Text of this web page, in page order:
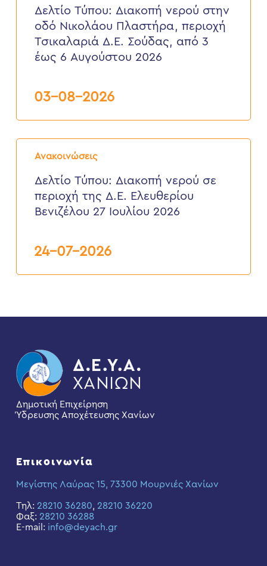
νερού
στην
Νικολάου
Πλαστήρα,
περιοχή
Σούδας,
έως
2026
Δελτίο Τύπου: Διακοπή νερού στην
οδό Νικολάου Πλαστήρα, περιοχή
Τσικαλαριά Δ.Ε. Σούδας, από 3
έως 6 Αυγούστου 2026
03-08-2026
Ανακοινώσεις
Δελτίο
Τύπου:
νερού
περιοχή
2026
Δελτίο Τύπου: Διακοπή νερού σε
περιοχή της Δ.Ε. Ελευθερίου
Βενιζέλου 27 Ιουλίου 2026
24-07-2026
Δημοτική Επιχείρηση
Ύδρευσης Αποχέτευσης Χανίων
Επικοινωνία
Μεγίστης Λαύρας 15, 73300 Μουρνιές Χανίων
Τηλ: 28210 36280, 28210 36220
Φαξ: 28210 36288
E-mail: info@deyach.gr